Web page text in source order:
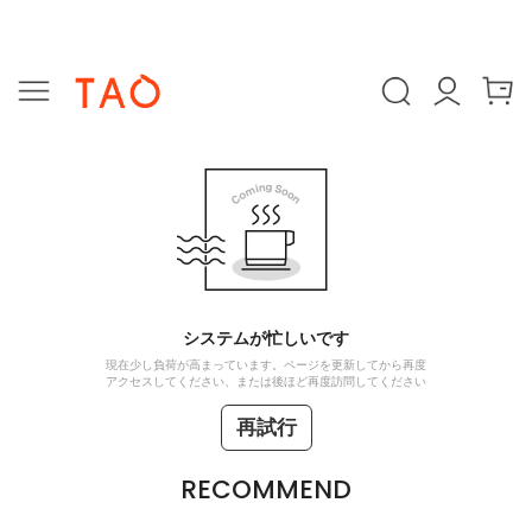
システムが忙しいです
現在少し負荷が高まっています。ページを更新してから再度
アクセスしてください、または後ほど再度訪問してください
再試行
RECOMMEND